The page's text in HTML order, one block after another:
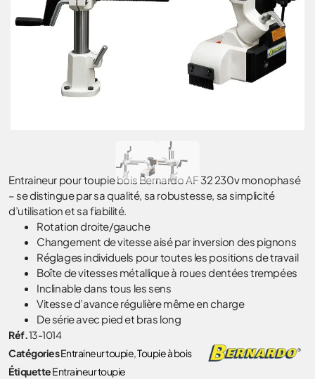
Entraineur pour toupie bois Bernardo AF 32 230v monophasé
– se distingue par sa qualité, sa robustesse, sa simplicité
d’utilisation et sa fiabilité.
Rotation droite/gauche
Changement de vitesse aisé par inversion des pignons
Réglages individuels pour toutes les positions de travail
Boîte de vitesses métallique à roues dentées trempées
Inclinable dans tous les sens
Vitesse d’avance régulière même en charge
De série avec pied et bras long
Réf.13-1014
CatégoriesEntraineur toupie,Toupie à bois
ÉtiquetteEntraineur toupie